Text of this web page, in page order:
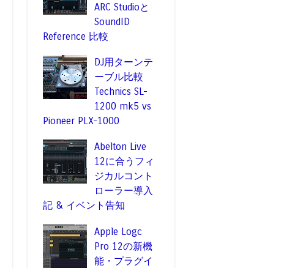
ARC Studioと
SoundID
Reference 比較
DJ用ターンテ
ーブル比較
Technics SL-
1200 mk5 vs
Pioneer PLX-1000
Abelton Live
12に合うフィ
ジカルコント
ローラー導入
記 & イベント告知
Apple Logc
Pro 12の新機
能・プラグイ